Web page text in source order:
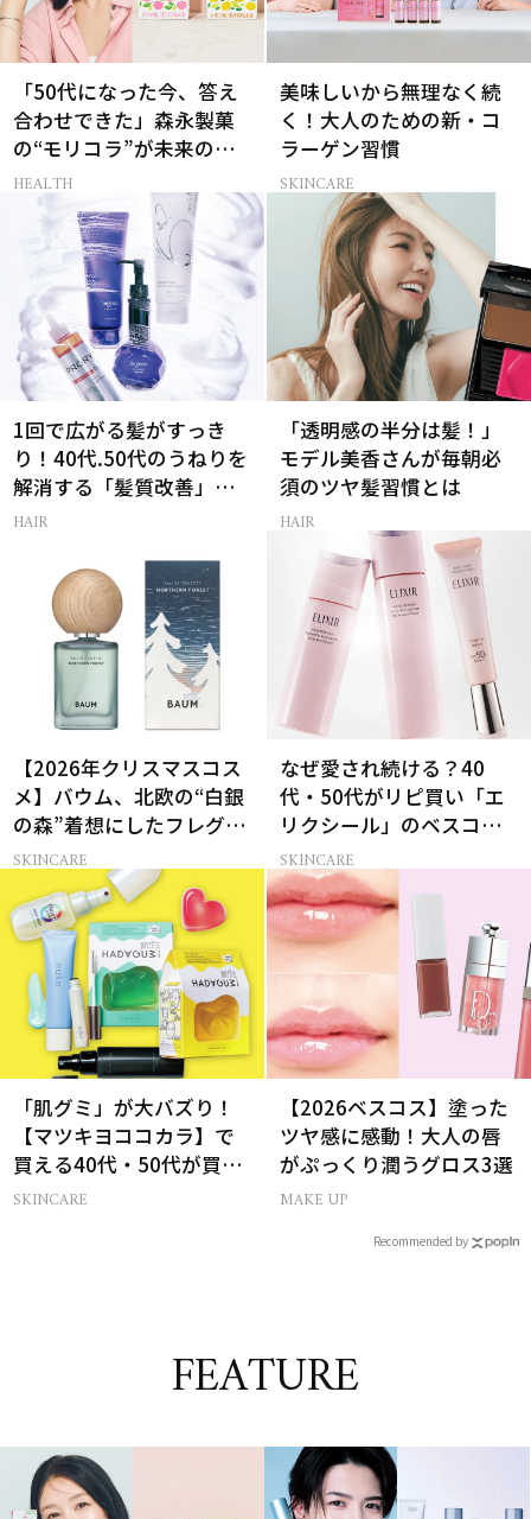
「50代になった今、答え
合わせできた」森永製菓
の“モリコラ”が未来のキ
レイを連れてくる！
HEALTH
美味しいから無理なく続
く！大人のための新・コ
ラーゲン習慣
SKINCARE
1回で広がる髪がすっき
り！40代.50代のうねりを
解消する「髪質改善」シ
ャントリ8選
HAIR
「透明感の半分は髪！」
モデル美香さんが毎朝必
須のツヤ髪習慣とは
HAIR
【2026年クリスマスコス
メ】バウム、北欧の“白銀
の森”着想にしたフレグラ
ンス＆ハンドクリーム
SKINCARE
なぜ愛され続ける？40
代・50代がリピ買い「エ
リクシール」のベスコス
受賞名品3選
SKINCARE
「肌グミ」が大バズり！
【マツキヨココカラ】で
買える40代・50代が買う
べき夏コスメ
SKINCARE
【2026ベスコス】塗った
ツヤ感に感動！大人の唇
がぷっくり潤うグロス3選
MAKE UP
Recommended by
FEATURE